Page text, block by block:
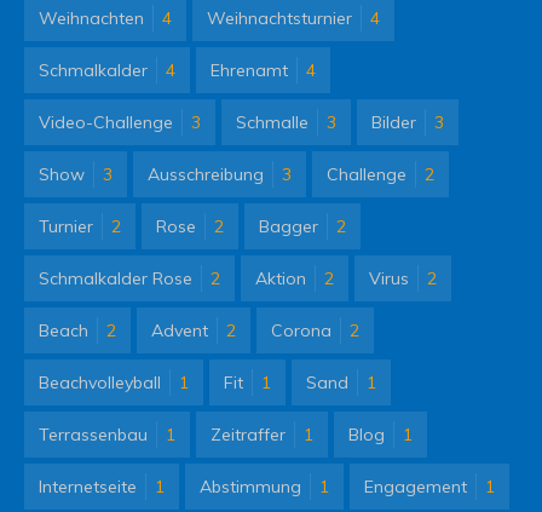
Weihnachten 4 Weihnachtsturnier 4
Schmalkalder 4 Ehrenamt 4
Video-Challenge 3 Schmalle 3 Bilder 3
Show 3 Ausschreibung 3 Challenge 2
Turnier 2 Rose 2 Bagger 2
Schmalkalder Rose 2 Aktion 2 Virus 2
Beach 2 Advent 2 Corona 2
Beachvolleyball 1 Fit 1 Sand 1
Terrassenbau 1 Zeitraffer 1 Blog 1
Internetseite 1 Abstimmung 1 Engagement 1